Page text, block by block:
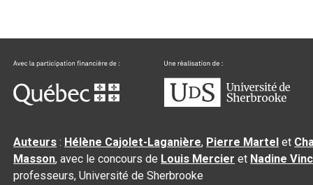
Auteurs : Hélène Cajolet-Laganière, Pierre Martel et
Masson, avec le concours de Louis Mercier et Nadine
professeurs, Université de Sherbrooke